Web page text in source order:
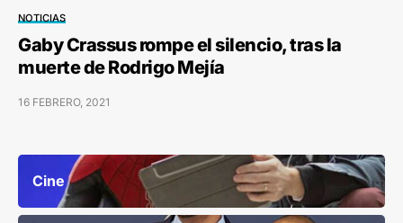
NOTICIAS
Gaby Crassus rompe el silencio, tras la
muerte de Rodrigo Mejía
16 FEBRERO, 2021
Cine